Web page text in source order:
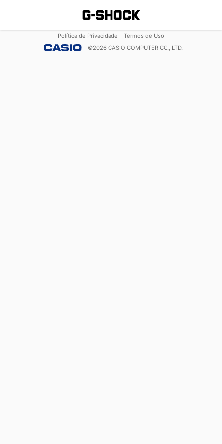
Política de Privacidade
Termos de Uso
©2026 CASIO COMPUTER CO., LTD.